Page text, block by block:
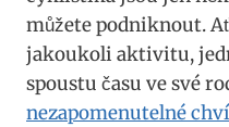
můžete podniknout.
jakoukoli aktivitu,
spoustu času ve své
nezapomenutelné